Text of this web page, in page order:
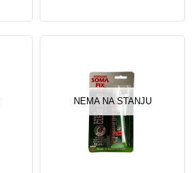
NEMA NA STANJU